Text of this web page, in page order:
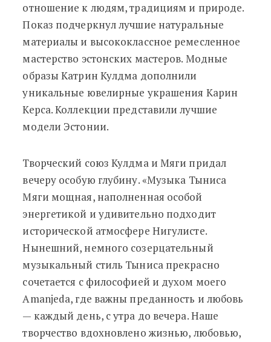
отношение к людям, традициям и природе.
Показ подчеркнул лучшие натуральные
материалы и высококлассное ремесленное
мастерство эстонских мастеров. Модные
образы Катрин Кулдма дополнили
уникальные ювелирные украшения Карин
Керса. Коллекции представили лучшие
модели Эстонии.
Творческий союз Кулдма и Мяги придал
вечеру особую глубину. «Музыка Тыниса
Мяги мощная, наполненная особой
энергетикой и удивительно подходит
исторической атмосфере Нигулисте.
Нынешний, немного созерцательный
музыкальный стиль Тыниса прекрасно
сочетается с философией и духом моего
Amanjeda, где важны преданность и любовь
— каждый день, с утра до вечера. Наше
творчество вдохновлено жизнью, любовью,